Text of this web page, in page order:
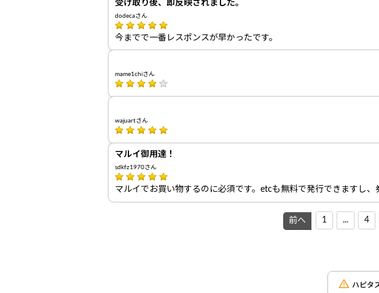
受け取り後、即反映されました。
dodecaさん
今までで一番レスポンスが早かったです。
mame1chiさん
wajuartさん
マルイ御用達！
sdkfz1970さん
マルイでお買い物するのに必須です。etcも無料で発行できますし、
前へ 1 ... 4
ハピタ